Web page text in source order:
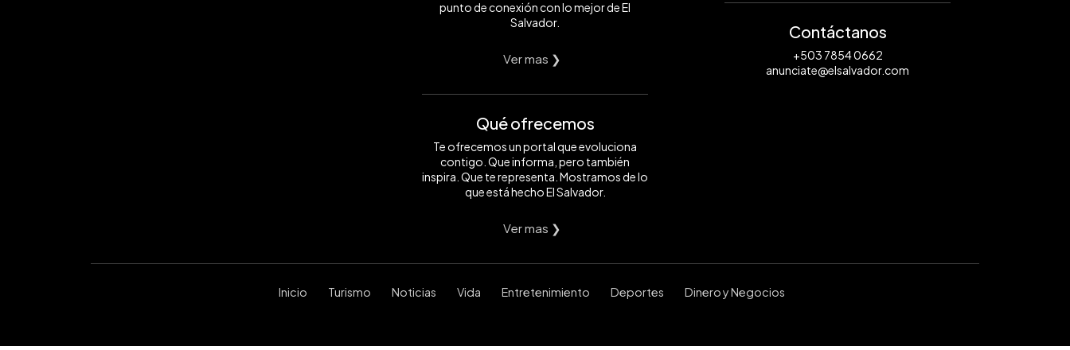
punto de conexión con lo mejor de El
Salvador.
Ver mas ❯
Qué ofrecemos
Te ofrecemos un portal que evoluciona
contigo. Que informa, pero también
inspira. Que te representa. Mostramos de lo
que está hecho El Salvador.
Ver mas ❯
Contáctanos
+503 7854 0662
anunciate@elsalvador.com
Inicio Turismo Noticias Vida Entretenimiento Deportes Dinero y Negocios